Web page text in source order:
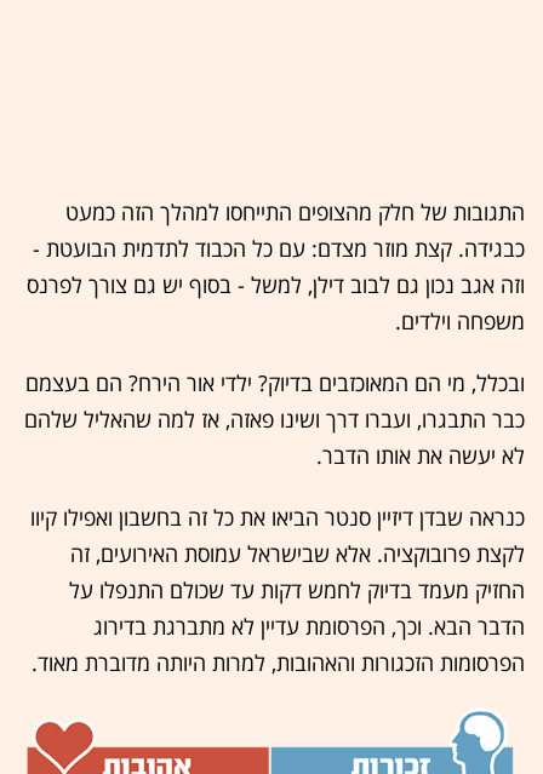
התגובות של חלק מהצופים התייחסו למהלך הזה כמעט
כבגידה. קצת מוזר מצדם: עם כל הכבוד לתדמית הבועטת -
וזה אגב נכון גם לבוב דילן, למשל - בסוף יש גם צורך לפרנס
משפחה וילדים.
ובכלל, מי הם המאוכזבים בדיוק? ילדי אור הירח? הם בעצמם
כבר התבגרו, ועברו דרך ושינו פאזה, אז למה שהאליל שלהם
לא יעשה את אותו הדבר.
כנראה שבדן דיזיין סנטר הביאו את כל זה בחשבון ואפילו קיוו
לקצת פרובוקציה. אלא שבישראל עמוסת האירועים, זה
החזיק מעמד בדיוק לחמש דקות עד שכולם התנפלו על
הדבר הבא. וכך, הפרסומת עדיין לא מתברגת בדירוג
הפרסומות הזכגורות והאהובות, למרות היותה מדוברת מאוד.